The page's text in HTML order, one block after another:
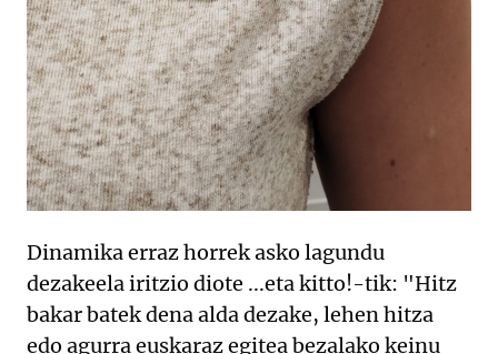
Dinamika erraz horrek asko lagundu
dezakeela iritzio diote ...eta kitto!-tik: "Hitz
bakar batek dena alda dezake, lehen hitza
edo agurra euskaraz egitea bezalako keinu